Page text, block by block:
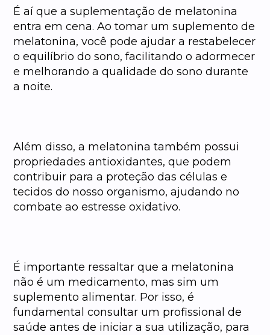
É aí que a suplementação de melatonina
entra em cena. Ao tomar um suplemento de
melatonina, você pode ajudar a restabelecer
o equilíbrio do sono, facilitando o adormecer
e melhorando a qualidade do sono durante
a noite.
Além disso, a melatonina também possui
propriedades antioxidantes, que podem
contribuir para a proteção das células e
tecidos do nosso organismo, ajudando no
combate ao estresse oxidativo.
É importante ressaltar que a melatonina
não é um medicamento, mas sim um
suplemento alimentar. Por isso, é
fundamental consultar um profissional de
saúde antes de iniciar a sua utilização, para